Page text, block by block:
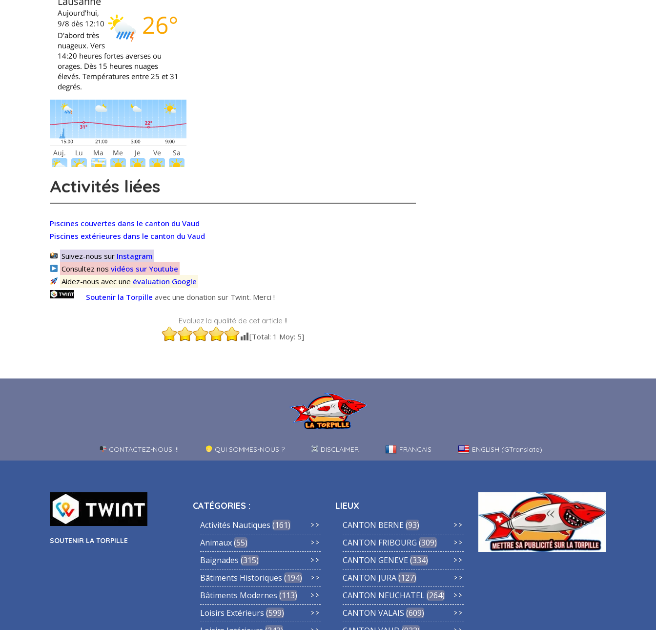
Activités liées
Piscines couvertes dans le canton du Vaud
Piscines extérieures dans le canton du Vaud
Suivez-nous sur Instagram
Consultez nosvidéos sur Youtube
Aidez-nous avec une évaluation Google
Soutenir la Torpille avec une donation sur Twint. Merci !
Evaluez la qualité de cet article !!
[Total: 1 Moy: 5]
CONTACTEZ-NOUS !!! QUI SOMMES-NOUS ? DISCLAIMER FRANCAIS ENGLISH (GTranslate)
SOUTENIR LA TORPILLE
CATÉGORIES :
Activités Nautiques 161
Animaux 55
Baignades 315
Bâtiments Historiques 194
Bâtiments Modernes 113
Loisirs Extérieurs 599
LIEUX
CANTON BERNE 93
CANTON FRIBOURG 309
CANTON GENEVE 334
CANTON JURA 127
CANTON NEUCHATEL 264
CANTON VALAIS 609